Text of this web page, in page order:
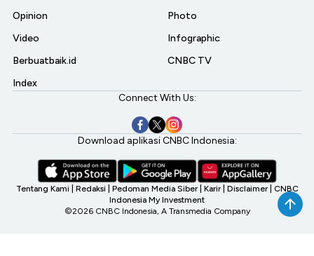
Opinion
Video
Berbuatbaik.id
Index
Photo
Infographic
CNBC TV
Connect With Us:
Download aplikasi CNBC Indonesia:
Tentang Kami Redaksi Pedoman Media Siber Karir Disclaimer CNBC
Indonesia My Investment
©2026 CNBC Indonesia, A Transmedia Company